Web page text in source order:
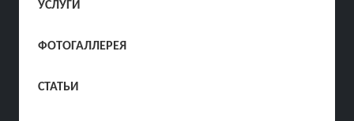
УСЛУГИ
ФОТОГАЛЛЕРЕЯ
СТАТЬИ